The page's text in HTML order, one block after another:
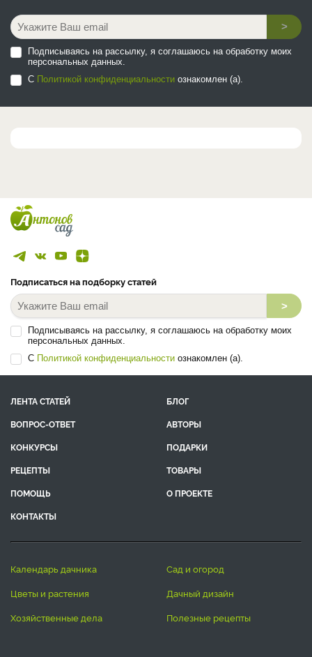
>
Подписываясь на рассылку, я соглашаюсь на обработку моих
персональных данных.
С Политикой конфиденциальности ознакомлен (а).
Подписаться на подборку статей
>
Подписываясь на рассылку, я соглашаюсь на обработку моих
персональных данных.
С Политикой конфиденциальности ознакомлен (а).
ЛЕНТА СТАТЕЙ
БЛОГ
ВОПРОС-ОТВЕТ
АВТОРЫ
КОНКУРСЫ
ПОДАРКИ
РЕЦЕПТЫ
ТОВАРЫ
ПОМОЩЬ
О ПРОЕКТЕ
КОНТАКТЫ
календарь дачника
сад и огород
цветы и растения
дачный дизайн
хозяйственные дела
полезные рецепты